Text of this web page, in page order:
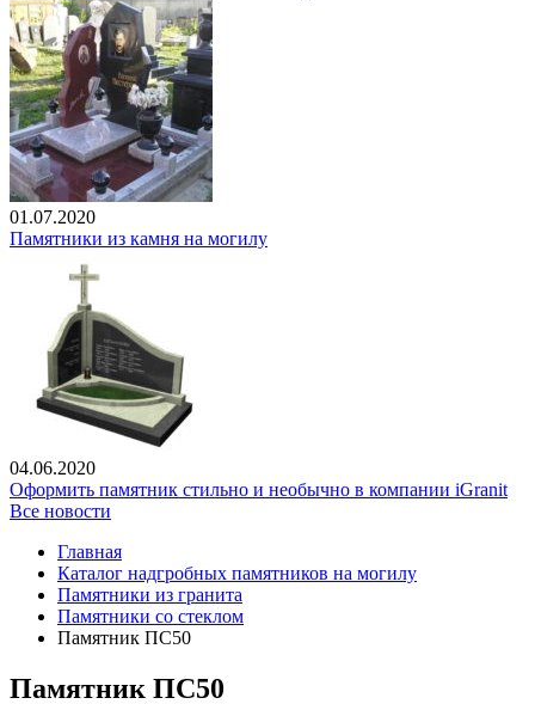
01.07.2020
Памятники из камня на могилу
04.06.2020
Оформить памятник стильно и необычно в компании iGranit
Все новости
Главная
Каталог надгробных памятников на могилу
Памятники из гранита
Памятники со стеклом
Памятник ПС50
Памятник ПС50